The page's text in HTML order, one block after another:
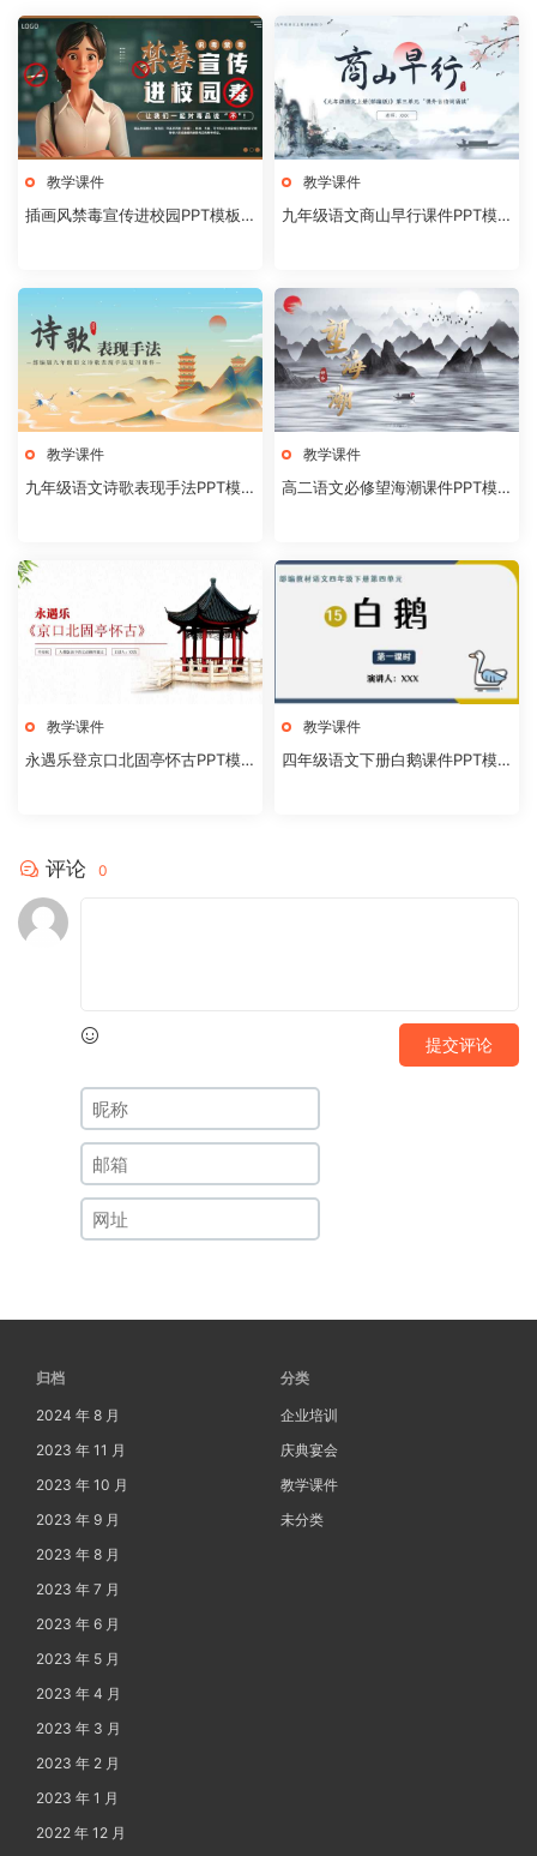
教学课件
插画风禁毒宣传进校园PPT模板2
教学课件
九年级语文商山早行课件PPT模
教学课件
九年级语文诗歌表现手法PPT模
教学课件
高二语文必修望海潮课件PPT模
教学课件
永遇乐登京口北固亭怀古PPT模
教学课件
四年级语文下册白鹅课件PPT模
评论 0
提交评论
归档
2024 年 8 月
2023 年 11 月
2023 年 10 月
2023 年 9 月
2023 年 8 月
2023 年 7 月
2023 年 6 月
2023 年 5 月
2023 年 4 月
2023 年 3 月
2023 年 2 月
2023 年 1 月
2022 年 12 月
分类
企业培训
庆典宴会
教学课件
未分类